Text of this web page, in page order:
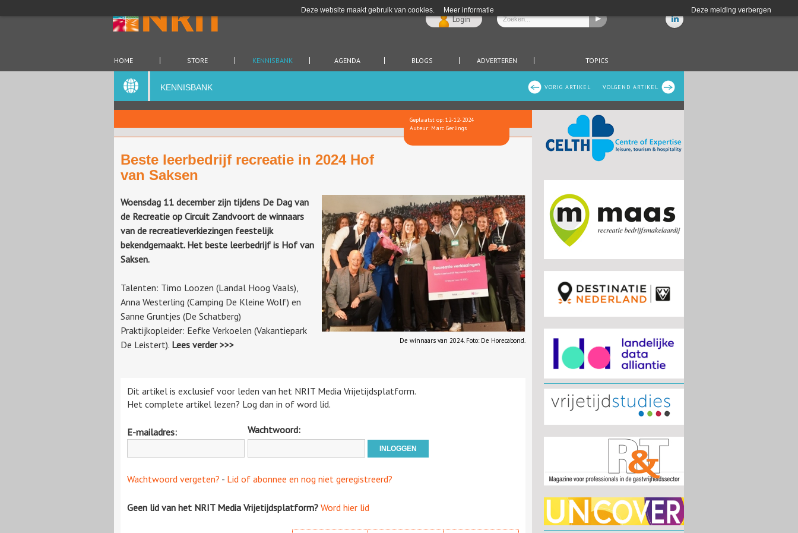
Deze website maakt gebruik van cookies. Meer informatie Deze melding verbergen
Login
HOME STORE KENNISBANK AGENDA BLOGS ADVERTEREN TOPICS
VOLGEND ARTIKEL
VORIG ARTIKEL
KENNISBANK
Geplaatst op: 12-12-2024
Auteur: Marc Gerlings
Beste leerbedrijf recreatie in 2024 Hof
van Saksen
De winnaars van 2024. Foto: De Horecabond.
Woensdag 11 december zijn tijdens De Dag van
de Recreatie op Circuit Zandvoort de winnaars
van de recreatieverkiezingen feestelijk
bekendgemaakt. Het beste leerbedrijf is Hof van
Saksen.
Talenten: Timo Loozen (Landal Hoog Vaals),
Anna Westerling (Camping De Kleine Wolf) en
Sanne Gruntjes (De Schatberg)
Praktijkopleider: Eefke Verkoelen (Vakantiepark
De Leistert). Lees verder >>>
Dit artikel is exclusief voor leden van het NRIT Media Vrijetijdsplatform.
Het complete artikel lezen? Log dan in of word lid.
E-mailadres: Wachtwoord:
Wachtwoord vergeten? - Lid of abonnee en nog niet geregistreerd?
Geen lid van het NRIT Media Vrijetijdsplatform? Word hier lid